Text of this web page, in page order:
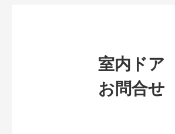
室内ドア
お問合せ